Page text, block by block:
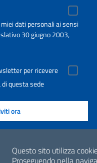
Questo sito utilizza
Proseguendo nella
dati personali ai sensi
30 giugno 2003,
per ricevere
questa sede
policy Dichiarazione